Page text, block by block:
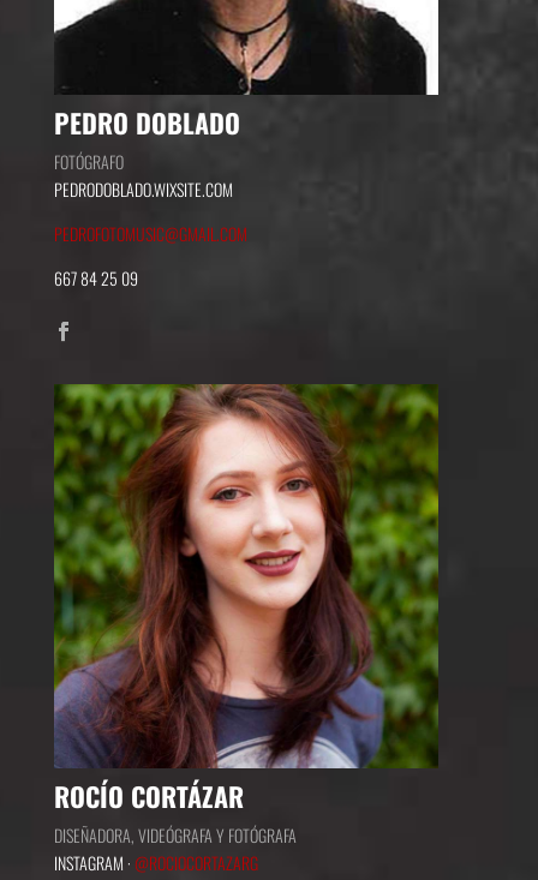
PEDRO DOBLADO
FOTÓGRAFO
PEDRODOBLADO.WIXSITE.COM
PEDROFOTOMUSIC@GMAIL.COM
667 84 25 09
ROCÍO CORTÁZAR
DISEÑADORA, VIDEÓGRAFA Y FOTÓGRAFA
INSTAGRAM · @ROCIOCORTAZARG